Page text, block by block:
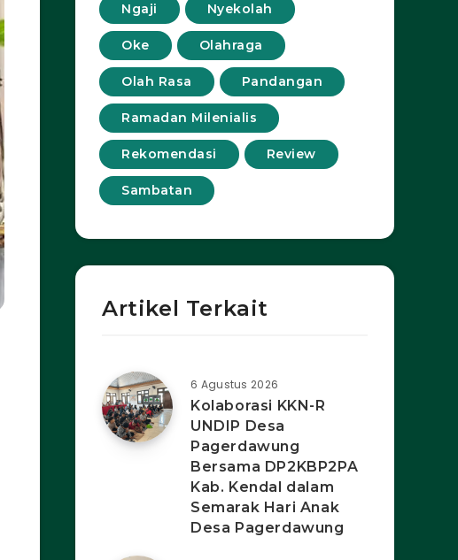
Ngaji Nyekolah
Oke Olahraga
Olah Rasa Pandangan
Ramadan Milenialis
Rekomendasi Review
Sambatan
Artikel Terkait
6 Agustus 2026
Kolaborasi KKN-R
UNDIP Desa
Pagerdawung
Bersama DP2KBP2PA
Kab. Kendal dalam
Semarak Hari Anak
Desa Pagerdawung